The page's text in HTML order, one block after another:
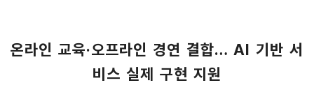
온라인 교육·오프라인 경연 결합… AI 기반 서
비스 실제 구현 지원